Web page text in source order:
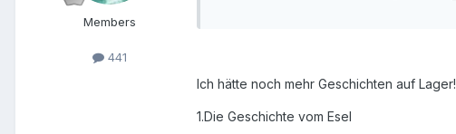
Members
441
Ich hätte noch mehr Geschichten auf Lager!
1.Die Geschichte vom Esel